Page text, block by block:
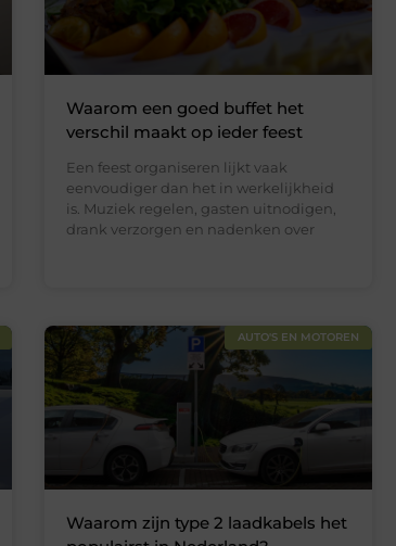
Waarom een goed buffet het
verschil maakt op ieder feest
Een feest organiseren lijkt vaak
eenvoudiger dan het in werkelijkheid
is. Muziek regelen, gasten uitnodigen,
drank verzorgen en nadenken over
AUTO'S EN MOTOREN
Waarom zijn type 2 laadkabels het